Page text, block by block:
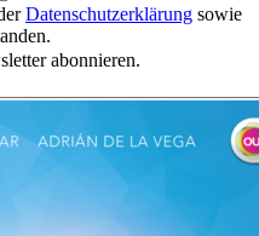
Datenschutzerklärung sowie
abonnieren.